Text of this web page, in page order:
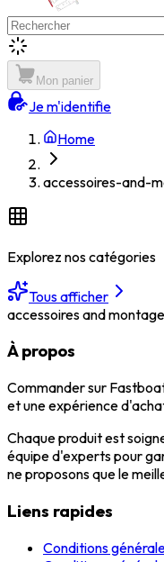
Mon panier
Je m'identifie
Home
accessoires-and-
Explorez nos catégories
Tous afficher
accessoires and
À propos
Commander sur
et une expérience
Chaque produit est
équipe d'experts pour
ne proposons que le
Liens rapides
Conditions